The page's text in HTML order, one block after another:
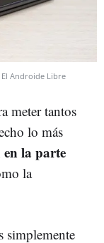
El Androide Libre
meter tantos
lo más
la parte
la
simplemente